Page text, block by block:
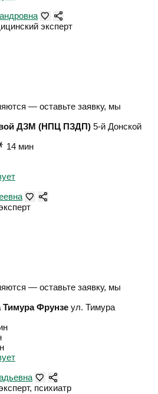
эксперт
— оставьте заявку, мы
ДЗМ (НПЦ ПЗДП) 5-й Донской
14 мин
— оставьте заявку, мы
Фрунзе ул. Тимура
психиатр